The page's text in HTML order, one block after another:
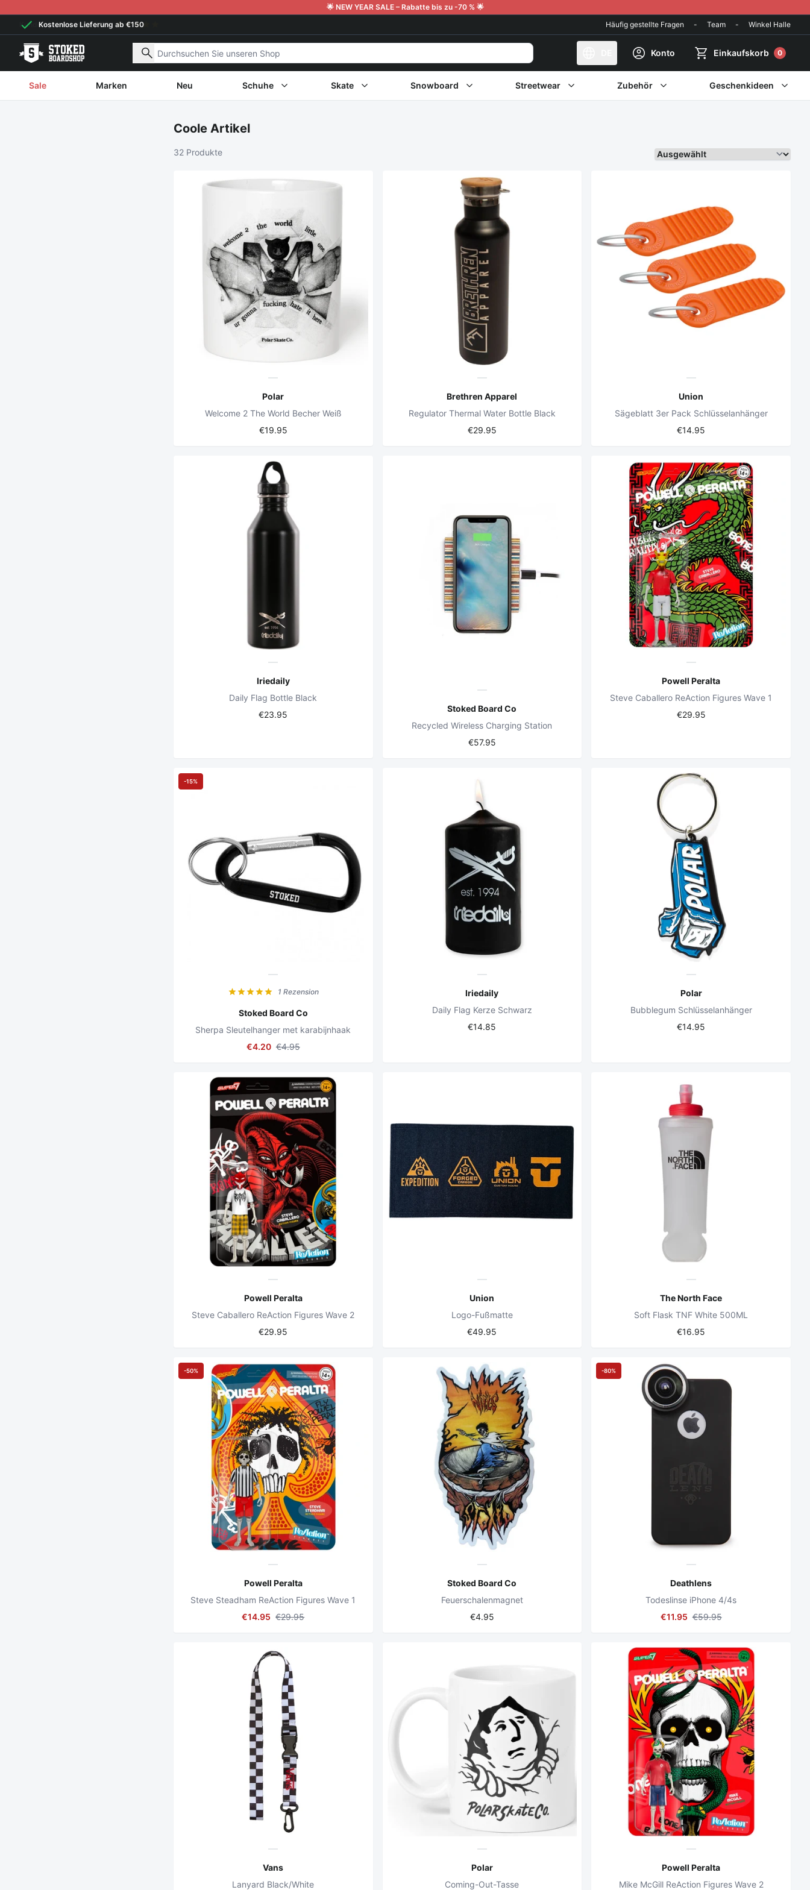
🌟 NEW YEAR SALE – Rabatte bis zu -70 % 🌟
Kostenlose Lieferung ab €150
Häufig gestellte Fragen - Team - Winkel Halle
Konto Einkaufskorb 0
Nach Produkten suchen
Sale Marken Neu Schuhe Skate Snowboard Streetwear Zubehör Geschenkideen
Coole Artikel
32 Produkte Sortieren Sie weiter
Polar
Welcome 2 The World Becher Weiß
€19.95
Brethren Apparel
Regulator Thermal Water Bottle Black
€29.95
Union
Sägeblatt 3er Pack Schlüsselanhänger
€14.95
Iriedaily
Daily Flag Bottle Black
€23.95
Stoked Board Co
Recycled Wireless Charging Station
€57.95
Powell Peralta
Steve Caballero ReAction Figures Wave 1
€29.95
1 Rezension
Stoked Board Co
Sherpa Sleutelhanger met karabijnhaak
€4.20 €4.95
-15%
Iriedaily
Daily Flag Kerze Schwarz
€14.85
Polar
Bubblegum Schlüsselanhänger
€14.95
Powell Peralta
Steve Caballero ReAction Figures Wave 2
€29.95
Union
Logo-Fußmatte
€49.95
The North Face
Soft Flask TNF White 500ML
€16.95
Powell Peralta
Steve Steadham ReAction Figures Wave 1
€14.95 €29.95
-50%
Stoked Board Co
Feuerschalenmagnet
€4.95
Deathlens
Todeslinse iPhone 4/4s
€11.95 €59.95
-80%
Vans
Lanyard Black/White
Polar
Coming-Out-Tasse
Powell Peralta
Mike McGill ReAction Figures Wave 2